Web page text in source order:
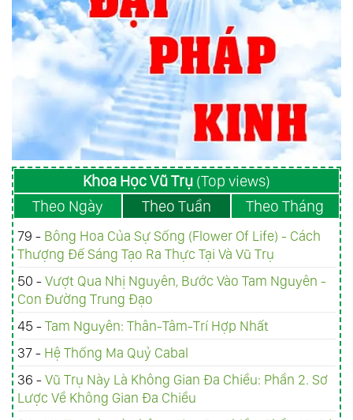
Khoa Học Vũ Trụ(Top views)
Theo Ngày
Theo Tuần Theo Tháng
79 - Bông Hoa Của Sự Sống (Flower Of Life) - Cách
Thượng Đế Sáng Tạo Ra Thực Tại Và Vũ Trụ
50 -Vượt Qua Nhị Nguyên, Bước Vào Tam Nguyên -
Con Đường Trung Đạo
45 -Tam Nguyên: Thân-Tâm-Trí Hợp Nhất
37 - Hệ Thống Ma Quỷ Cabal
36 -Vũ Trụ Này Là Không Gian Đa Chiều: Phần 2. Sơ
Lược Về Không Gian Đa Chiều